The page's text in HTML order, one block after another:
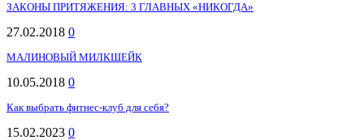
ЗАКОНЫ ПРИТЯЖЕНИЯ: 3 ГЛАВНЫХ «НИКОГДА»
27.02.2018 0
МАЛИНОВЫЙ МИЛКШЕЙК
10.05.2018 0
Как выбрать фитнес-клуб для себя?
15.02.2023 0